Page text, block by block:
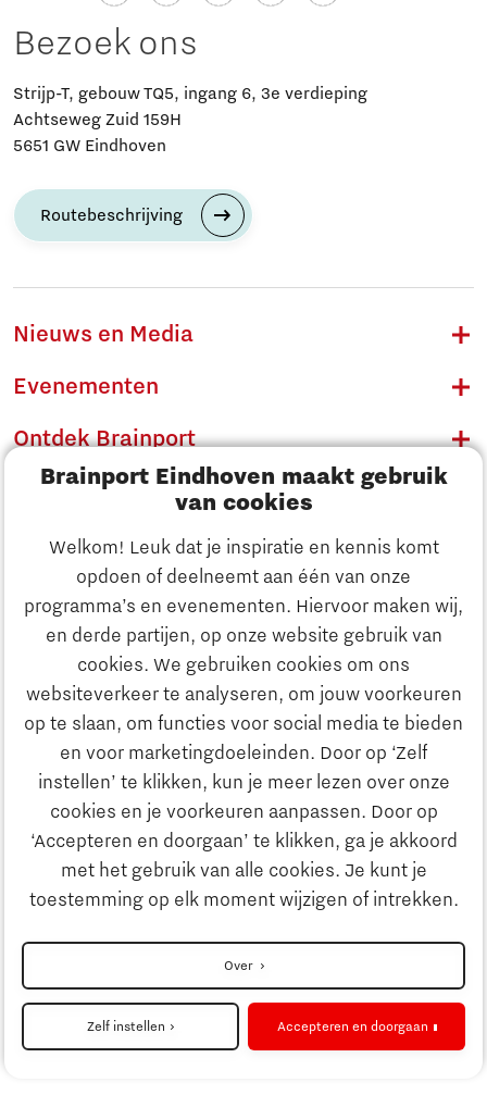
Brainport Eindhoven maakt gebruik
van cookies
Welkom! Leuk dat je inspiratie en kennis komt
opdoen of deelneemt aan één van onze
programma’s en evenementen. Hiervoor maken wij,
en derde partijen, op onze website gebruik van
cookies. We gebruiken cookies om ons
websiteverkeer te analyseren, om jouw voorkeuren
op te slaan, om functies voor social media te bieden
en voor marketingdoeleinden. Door op ‘Zelf
instellen’ te klikken, kun je meer lezen over onze
cookies en je voorkeuren aanpassen. Door op
‘Accepteren en doorgaan’ te klikken, ga je akkoord
met het gebruik van alle cookies. Je kunt je
toestemming op elk moment wijzigen of intrekken.
Over
Zelf instellen Accepteren en doorgaan
Ontdek Brainport
Innovatie
Ondernemen
Onderwijs
Strategie & Organisatie
Bezoek ons
Strijp-T, gebouw TQ5, ingang 6, 3e verdieping
Achtseweg Zuid 159H
5651 GW Eindhoven
Routebeschrijving
Nieuws en Media
Evenementen
Ontdek Brainport
Innovatie
Ondernemen
Onderwijs
Maatschappelijk
Strategie & Organisatie
Zoeken
Contact
Naar internationale website
Privacyverklaring
Cookieinstellingen